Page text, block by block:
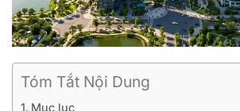
Tóm Tắt Nội Dung
Mục lục